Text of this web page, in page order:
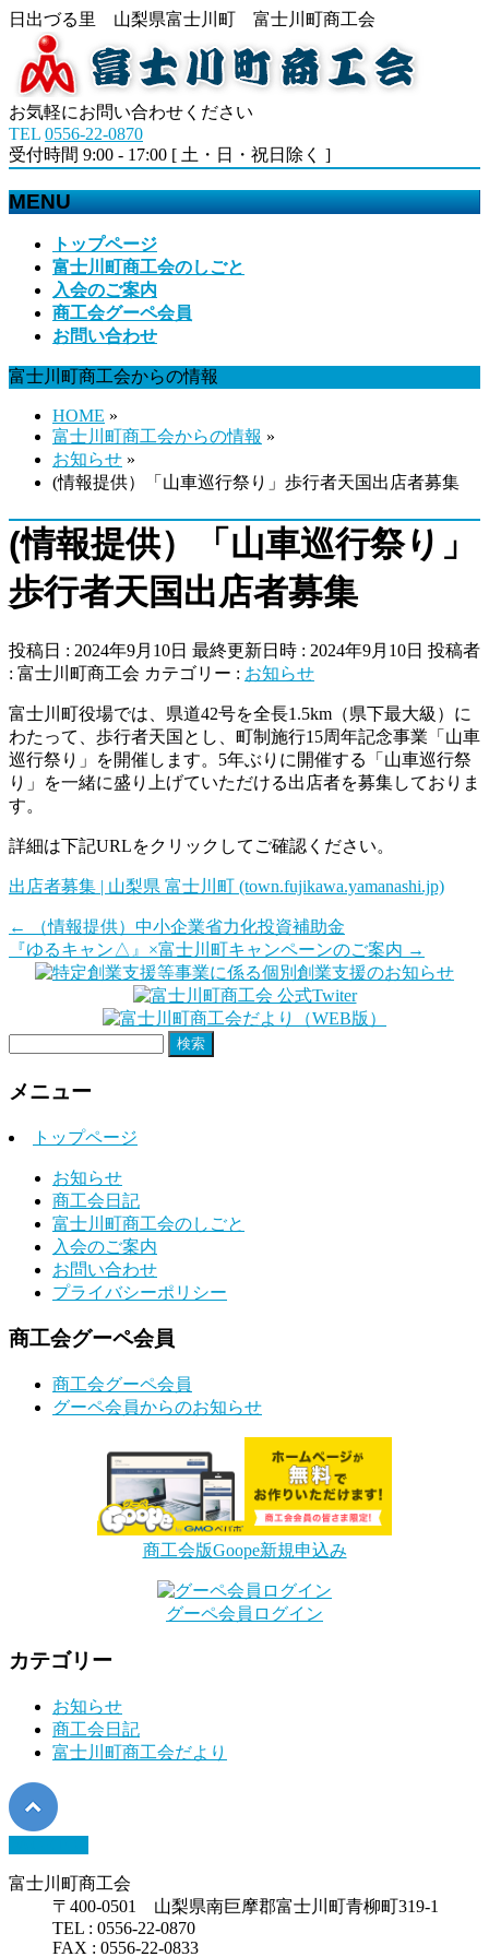
日出づる里 山梨県富士川町 富士川町商工会
お気軽にお問い合わせください
TEL 0556-22-0870
受付時間 9:00 - 17:00 [ 土・日・祝日除く ]
MENU
ば
トップページ
富士川町商工会のしごと
入会のご案内
商工会グーペ会員
お問い合わせ
富士川町商工会からの情報
HOME »
富士川町商工会からの情報 »
お知らせ »
(情報提供）「山車巡行祭り」歩行者天国出店者募集
(情報提供）「山車巡行祭り」
歩行者天国出店者募集
投稿日 : 2024年9月10日 最終更新日時 : 2024年9月10日 投稿者
: 富士川町商工会 カテゴリー : お知らせ
富士川町役場では、県道42号を全長1.5km（県下最大級）に
わたって、歩行者天国とし、町制施行15周年記念事業「山車
巡行祭り」を開催します。5年ぶりに開催する「山車巡行祭
り」を一緒に盛り上げていただける出店者を募集しておりま
す。
詳細は下記URLをクリックしてご確認ください。
出店者募集 | 山梨県 富士川町 (town.fujikawa.yamanashi.jp)
←
（情報提供）中小企業省力化投資補助金
『ゆるキャン△』×富士川町キャンペーンのご案内 →
検
メニュー
トップページ
お知らせ
商工会日記
富士川町商工会のしごと
入会のご案内
お問い合わせ
プライバシーポリシー
商工会グーペ会員
商工会グーペ会員
グーペ会員からのお知らせ
商工会版Goope新規申込み
グーペ会員ログイン
カテゴリー
お知らせ
商工会日記
富士川町商工会だより
富士川町商工会
〒400-0501 山梨県南巨摩郡富士川町青柳町319-1
TEL : 0556-22-0870
FAX : 0556-22-0833